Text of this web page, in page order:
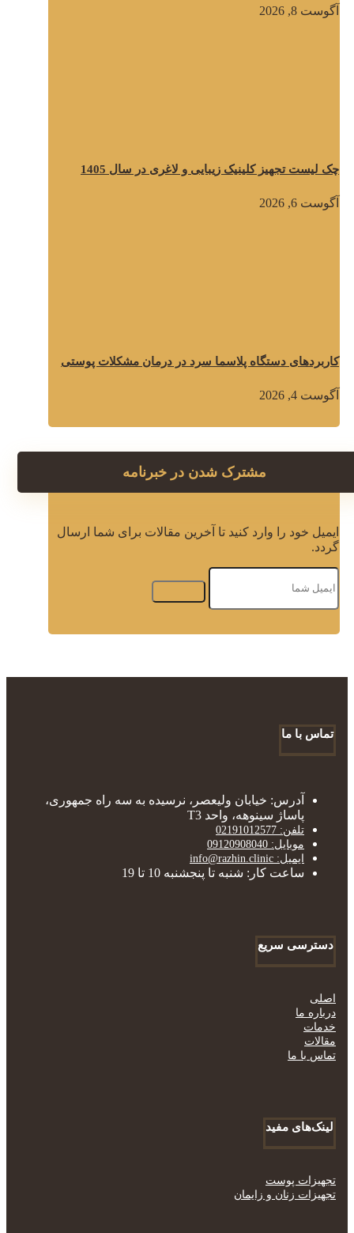
آگوست 8, 2026
چک لیست تجهیز کلینیک زیبایی و لاغری در سال 1405
آگوست 6, 2026
کاربردهای دستگاه پلاسما سرد در درمان مشکلات پوستی
آگوست 4, 2026
مشترک شدن در خبرنامه
ایمیل خود را وارد کنید تا آخرین مقالات برای شما ارسال
گردد.
تماس با ما
آدرس: خیابان ولیعصر، نرسیده به سه راه جمهوری،
پاساژ سینوهه، واحد T3
تلفن: 02191012577
موبایل: 09120908040
ایمیل: info@razhin.clinic
ساعت کار: شنبه تا پنجشنبه 10 تا 19
دسترسی سریع
اصلی
درباره ما
خدمات
مقالات
تماس با ما
لینک‌های مفید
تجهیزات پوست
تجهیزات زنان و زایمان